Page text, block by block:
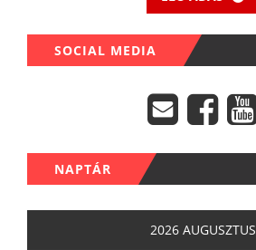
SOCIAL MEDIA
NAPTÁR
2026 AUGUSZTUS